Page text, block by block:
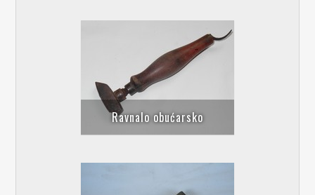
Ravnalo obućarsko